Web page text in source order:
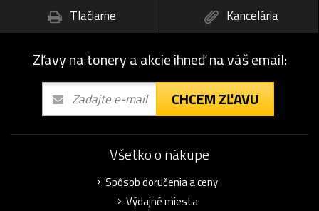
Tlačiarne
Kancelária
Zľavy na tonery a akcie ihneď na váš email:
CHCEM ZĽAVU
Všetko o nákupe
Spôsob doručenia a ceny
Výdajné miesta